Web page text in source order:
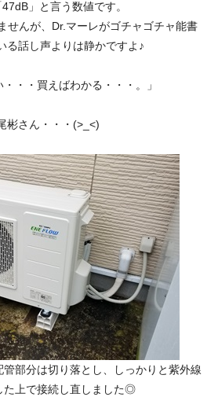
」と言う数値です。
せんが、Dr.マーレがゴチャゴチャ能書
る話し声よりは静かですよ♪
・・・買えばわかる・・・。」
彬さん・・・(>_<)
部分は切り落とし、しっかりと紫外線
た上で接続し直しました◎